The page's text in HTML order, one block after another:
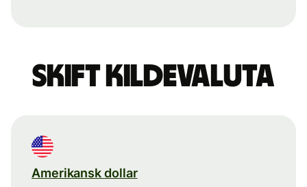
Skift kildevaluta
Amerikansk dollar